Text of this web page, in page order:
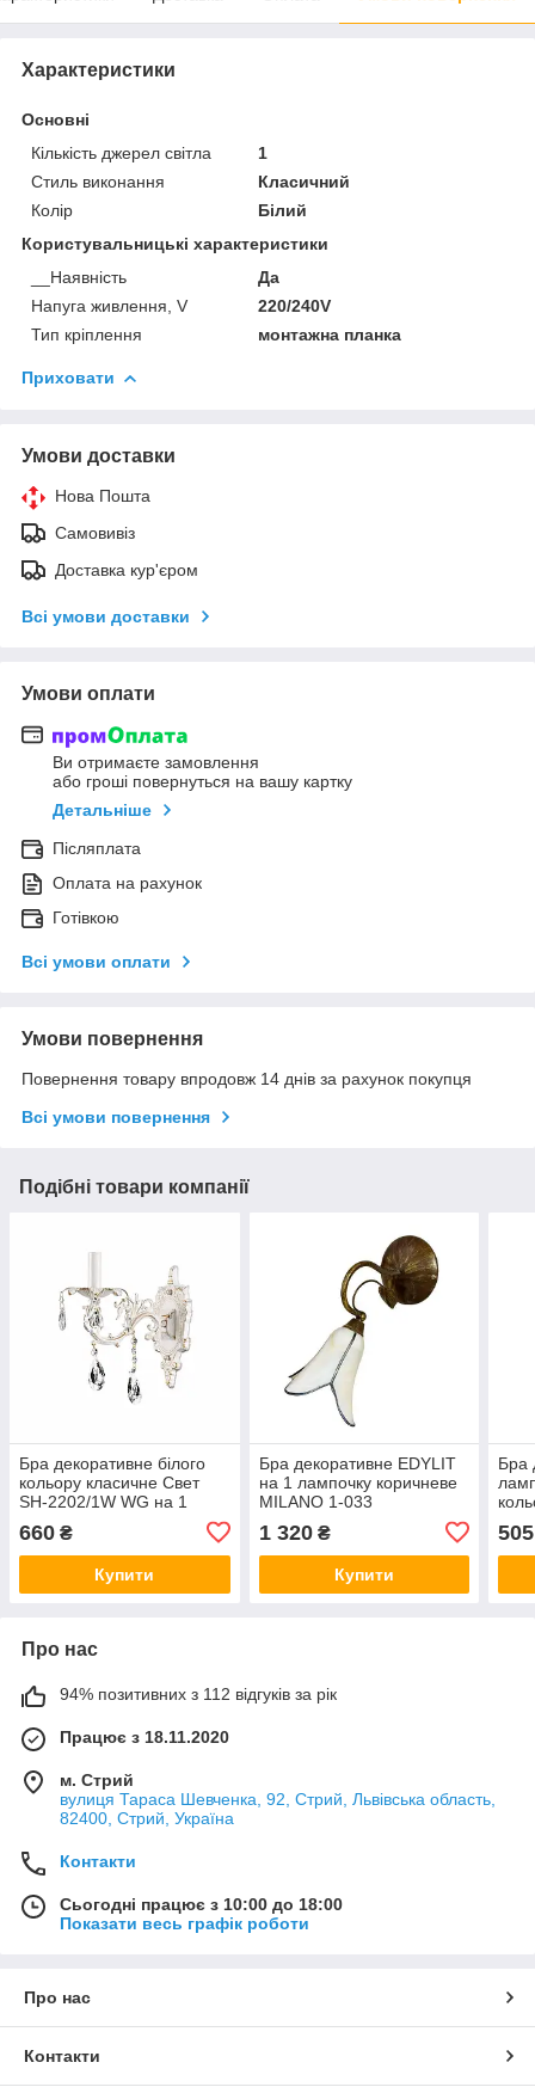
Характеристики
Основні
Кількість джерел світла
1
Стиль виконання
Класичний
Колір
Білий
Користувальницькі характеристики
__Наявність
Да
Напуга живлення, V
220/240V
Тип кріплення
монтажна планка
Приховати
Умови доставки
Нова Пошта
Самовивіз
Доставка кур'єром
Всі умови доставки
Умови оплати
Ви отримаєте замовлення
або гроші повернуться на вашу картку
Детальніше
Післяплата
Оплата на рахунок
Готівкою
Всі умови оплати
Умови повернення
Повернення товару впродовж 14 днів за рахунок покупця
Всі умови повернення
Подібні товари компанії
Бра декоративне білого
кольору класичне Свет
SH-2202/1W WG на 1
660 ₴
Купити
Бра декоративне EDYLIT
на 1 лампочку коричневе
MILANO 1-033
1 320₴
Купити
Бра
505
Про нас
94% позитивних з 112 відгуків за рік
Працює з 18.11.2020
м. Стрий
вулиця Тараса Шевченка, 92, Стрий, Львівська область,
82400, Стрий, Україна
Контакти
Сьогодні працює з 10:00 до 18:00
Показати весь графік роботи
Про нас
Контакти